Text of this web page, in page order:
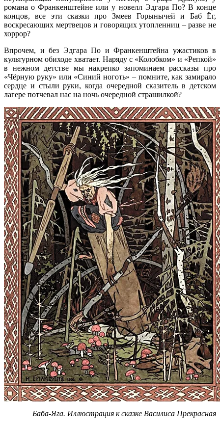
романа о Франкенштейне или у новелл Эдгара По? В конце
концов, все эти сказки про Змеев Горынычей и Баб Ёг,
воскресающих мертвецов и говорящих утопленниц – разве не
хоррор?
Впрочем, и без Эдгара По и Франкенштейна ужастиков в
культурном обиходе хватает. Наряду с «Колобком» и «Репкой»
в нежном детстве мы накрепко запоминаем рассказы про
«Чёрную руку» или «Синий ноготь» – помните, как замирало
сердце и стыли руки, когда очередной сказитель в детском
лагере потчевал нас на ночь очередной страшилкой?
Баба-Яга. Иллюстрация к сказке Василиса Прекрасная